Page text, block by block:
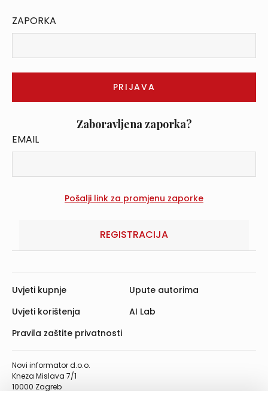
ZAPORKA
Zaboravljena zaporka?
EMAIL
REGISTRACIJA
Novi informator d.o.o.
Kneza Mislava 7/1
10000 Zagreb
Uvjeti kupnje
Uvjeti korištenja
Pravila zaštite privatnosti
Upute autorima
AI Lab